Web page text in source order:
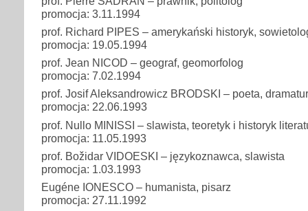
promocja: 3.11.1994
prof. Richard PIPES – amerykański historyk,
promocja: 19.05.1994
prof. Jean NICOD – geograf, geomorfolog
promocja: 7.02.1994
prof. Josif Aleksandrowicz BRODSKI – poeta,
promocja: 22.06.1993
prof. Nullo MINISSI – slawista, teoretyk i historyk
promocja: 11.05.1993
prof. Božidar VIDOESKI – językoznawca, slawista
promocja: 1.03.1993
Eugéne IONESCO – humanista, pisarz
promocja: 27.11.1992